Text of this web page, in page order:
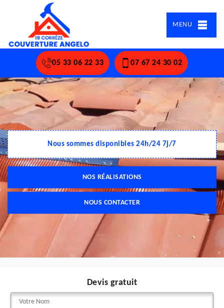
MENU
05 33 06 22 33 07 67 24 30 02
Nous sommes disponibles 24h/24 7j/7
NOS RÉALISATIONS
NOUS CONTACTER
Devis gratuit